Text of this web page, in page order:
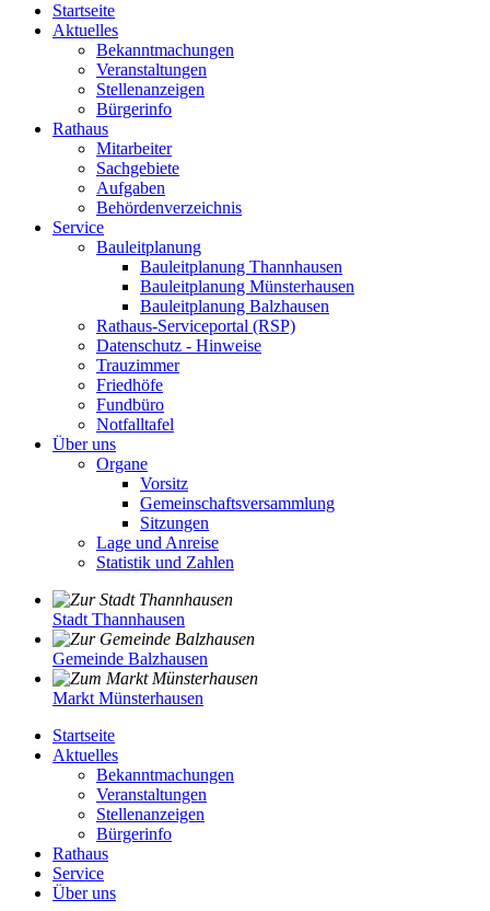
Startseite
Aktuelles
Bekanntmachungen
Veranstaltungen
Stellenanzeigen
Bürgerinfo
Rathaus
Mitarbeiter
Sachgebiete
Aufgaben
Behördenverzeichnis
Service
Bauleitplanung
Bauleitplanung Thannhausen
Bauleitplanung Münsterhausen
Bauleitplanung Balzhausen
Rathaus-Serviceportal (RSP)
Datenschutz - Hinweise
Trauzimmer
Friedhöfe
Fundbüro
Notfalltafel
Über uns
Organe
Vorsitz
Gemeinschaftsversammlung
Sitzungen
Lage und Anreise
Statistik und Zahlen
Stadt Thannhausen
Gemeinde Balzhausen
Markt Münsterhausen
Startseite
Aktuelles
Bekanntmachungen
Veranstaltungen
Stellenanzeigen
Bürgerinfo
Rathaus
Service
Über uns